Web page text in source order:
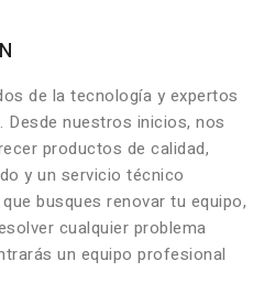
de la tecnología y expertos
nuestros inicios, nos
productos de calidad,
y un servicio técnico
busques renovar tu equipo,
cualquier problema
un equipo profesional